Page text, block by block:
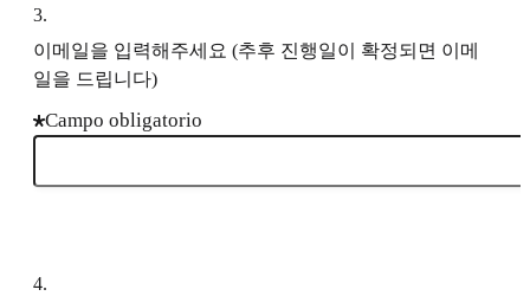
3.
이메일을 입력해주세요 (추후 진행일이 확정되면 이메
일을 드립니다)
Campo obligatorio
4.